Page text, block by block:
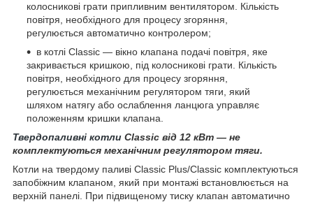
колосникові грати припливним вентилятором. Кількість
повітря, необхідного для процесу згоряння,
регулюється автоматично контролером;
в котлі Classic — вікно клапана подачі повітря, яке
закривається кришкою, під колосникові грати. Кількість
повітря, необхідного для процесу згоряння,
регулюється механічним регулятором тяги, який
шляхом натягу або ослаблення ланцюга управляє
положенням кришки клапана.
Твердопаливні котли Classic від 12 кВт — не
комплектуються механічним регулятором тяги.
Котли на твердому паливі Classic Plus/Classic комплектуються
запобіжним клапаном, який при монтажі встановлюється на
верхній панелі. При підвищеному тиску клапан автоматично